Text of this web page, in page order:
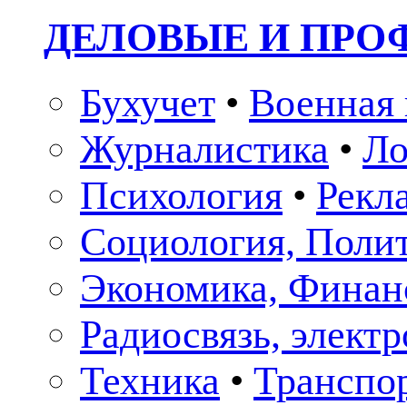
ДЕЛОВЫЕ И
Бухучет • Военная
Журналистика •
Психология •
Социология,
Экономика,
Радиосвязь,
Техника •